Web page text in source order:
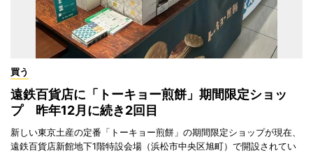
買う
遠鉄百貨店に「トーキョー煎餅」期間限定ショッ
プ 昨年12月に続き2回目
新しい東京土産の定番「トーキョー煎餅」の期間限定ショップが現在、
遠鉄百貨店新館地下1階特設会場（浜松市中央区旭町）で開設されてい